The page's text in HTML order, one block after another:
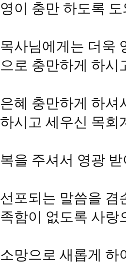
영이 충만 하도록
목사님에게는 더욱
으로 충만하게 하시
은혜 충만하게 하셔
하시고 세우신 목회
복을 주셔서 영광
선포되는 말씀을 겸
족함이 없도록 사랑
소망으로 새롭게 하